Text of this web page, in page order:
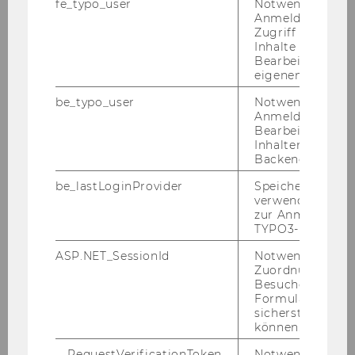
Tax Law, June 15, 2020
2020 Global Transfer Pricing Conference,
CJEU: Recent VAT Case Law, January 22-24,
fe_typo_user
Notwendig für
Anmeldung und
Zugriff auf
Inhalte oder zur
Bearbeitung des
eigenen Profils.
be_typo_user
Notwendig für
Anmeldung und
Bearbeitung von
Inhalten im
Backend.
be_lastLoginProvider
Speichert die
verwendete
zur Anmeldung
TYPO3-Backend.
ASP.NET_SessionId
Notwendig, um
Zuordnung von
Besucher zu
sicherstellen zu
können.